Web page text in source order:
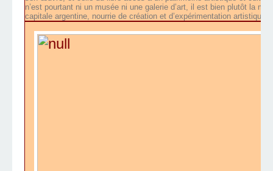
n’est pourtant ni un musée ni une galerie d’art, il est bien plutôt la
capitale argentine, nourrie de création et d’expérimentation artistiques.